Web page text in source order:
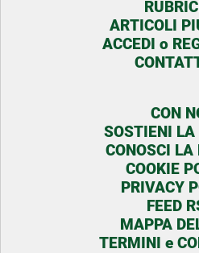
ARTICOLI
ACCEDI o
CON
SOSTIENI LA
CONOSCI LA
COOKIE
PRIVACY
FEED
MAPPA
TERMINI e